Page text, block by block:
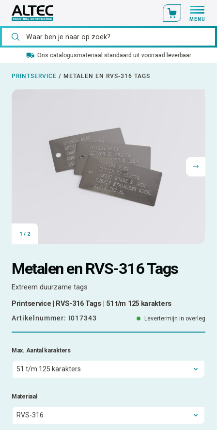
MENU
Ons catalogusmateriaal standaard uit voorraad leverbaar
PRINTSERVICE / METALEN EN RVS-316 TAGS
1 / 2
Metalen en RVS-316 Tags
Extreem duurzame tags
Printservice | RVS-316 Tags | 51 t/m 125 karakters
Artikelnummer: I017343 Levertermijn in overleg
Max. Aantal karakters
Materiaal